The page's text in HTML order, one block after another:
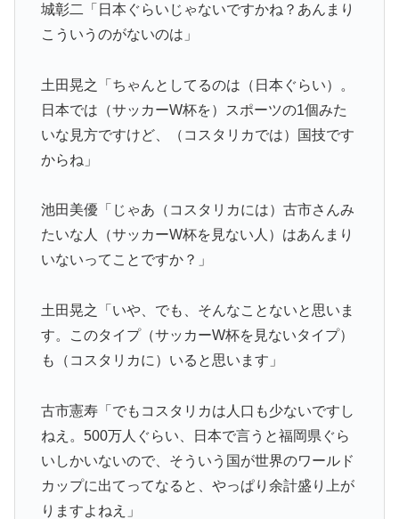
城彰二「日本ぐらいじゃないですかね？あんまり
こういうのがないのは」
土田晃之「ちゃんとしてるのは（日本ぐらい）。
日本では（サッカーW杯を）スポーツの1個みた
いな見方ですけど、（コスタリカでは）国技です
からね」
池田美優「じゃあ（コスタリカには）古市さんみ
たいな人（サッカーW杯を見ない人）はあんまり
いないってことですか？」
土田晃之「いや、でも、そんなことないと思いま
す。このタイプ（サッカーW杯を見ないタイプ）
も（コスタリカに）いると思います」
古市憲寿「でもコスタリカは人口も少ないですし
ねえ。500万人ぐらい、日本で言うと福岡県ぐら
いしかいないので、そういう国が世界のワールド
カップに出てってなると、やっぱり余計盛り上が
りますよねえ」